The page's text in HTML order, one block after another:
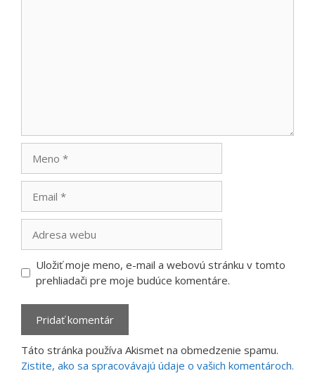
webu
Uložiť moje meno, e-mail a webovú stránku v tomto
prehliadači pre moje budúce komentáre.
Táto stránka používa Akismet na obmedzenie spamu.
Zistite, ako sa spracovávajú údaje o vašich komentároch.